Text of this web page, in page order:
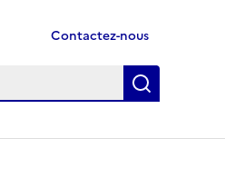
Contactez-nous